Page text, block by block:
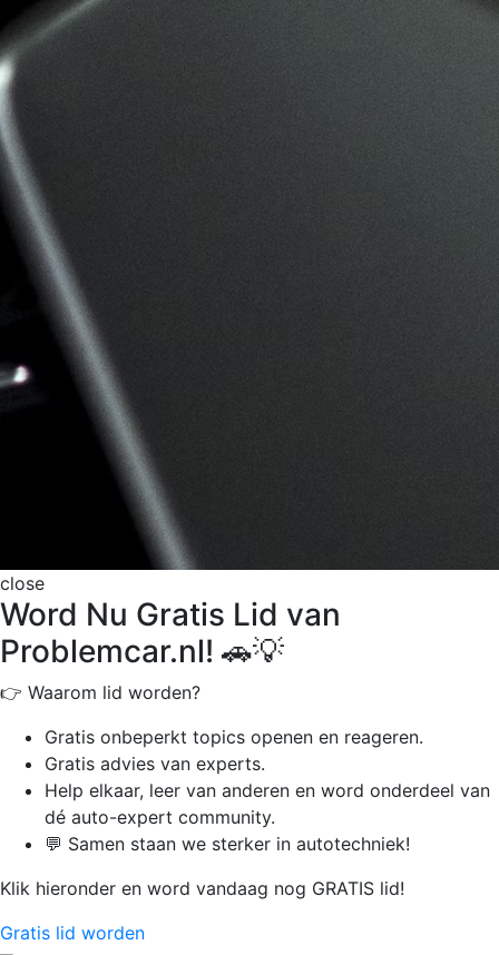
close
Word Nu Gratis Lid van
Problemcar.nl! 🚗💡
👉 Waarom lid worden?
Gratis onbeperkt topics openen en reageren.
Gratis advies van experts.
Help elkaar, leer van anderen en word onderdeel van
dé auto-expert community.
💬 Samen staan we sterker in autotechniek!
Klik hieronder en word vandaag nog GRATIS lid!
Gratis lid worden